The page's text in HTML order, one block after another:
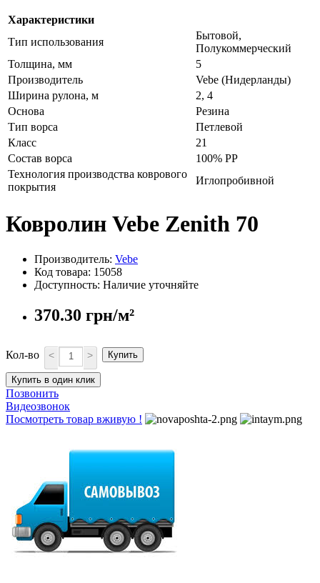
Характеристики
Тип использования
Бытовой,
Полукоммерческий
Толщина, мм
5
Производитель
Vebe (Нидерланды)
Ширина рулона, м
2, 4
Основа
Резина
Тип ворса
Петлевой
Класс
21
Состав ворса
100% PP
Технология производства коврового
покрытия
Иглопробивной
Ковролин Vebe Zenith 70
Производитель: Vebe
Код товара: 15058
Доступность: Наличие уточняйте
370.30 грн/м²
Кол-во < > Купить
Купить в один клик
Позвонить
Видеозвонок
Посмотреть товар вживую !